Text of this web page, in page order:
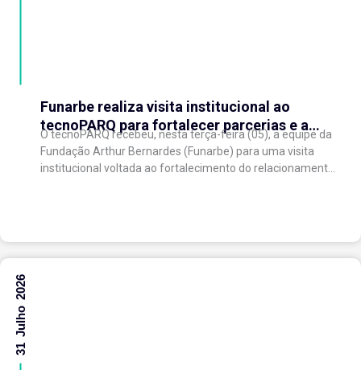
Funarbe realiza visita institucional ao
tecnoPARQ para fortalecer parcerias e a
gestão da inovação
O tecnoPARQ recebeu, nesta terça-feira (05), a equipe da
Fundação Arthur Bernardes (Funarbe) para uma visita
institucional voltada ao fortalecimento do relacionamento
31 Julho 2026